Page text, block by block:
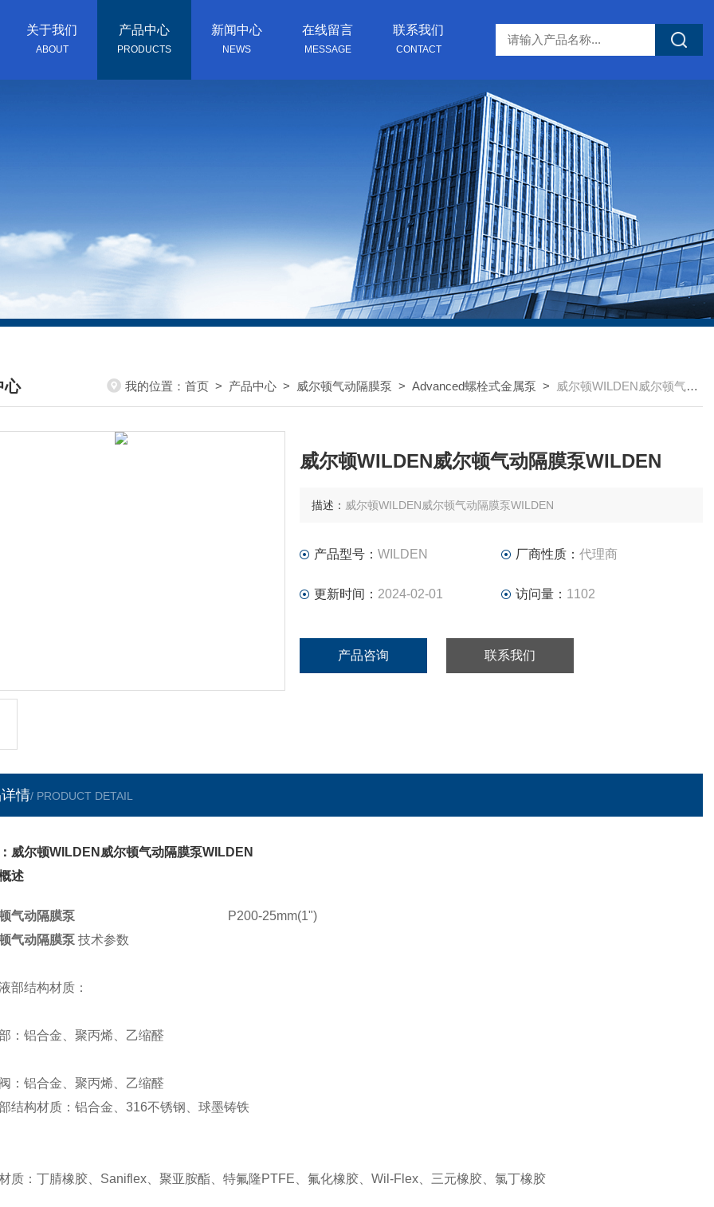
关于我们
ABOUT
产品中心
PRODUCTS
新闻中心
NEWS
在线留言
MESSAGE
联系我们
CONTACT
心
CENTER
我的位置：首页 > 产品中心 > 威尔顿气动隔膜泵 >Advanced螺栓式金属泵 > 威尔顿WILDEN威尔顿气动隔膜泵WILDEN
威尔顿WILDEN威尔顿气动隔膜泵WILDEN
描述： 威尔顿WILDEN威尔顿气动隔膜泵WILDEN
产品型号： WILDEN 厂商性质： 代理商
更新时间： 2024-02-01 访问量： 1102
产品咨询 联系我们
情/ PRODUCT DETAIL
威尔顿WILDEN威尔顿气动隔膜泵WILDEN
述
气动隔膜泵
P200-25mm(1")
气动隔膜泵 技术参数
部结构材质：
：铝合金、聚丙烯、乙缩醛
：铝合金、聚丙烯、乙缩醛
结构材质：铝合金、316不锈钢、球墨铸铁
质：丁腈橡胶、Saniflex、聚亚胺酯、特氟隆PTFE、氟化橡胶、Wil-Flex、三元橡胶、氯丁橡胶